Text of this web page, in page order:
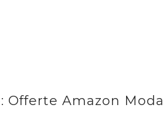
Offerte Amazon Moda